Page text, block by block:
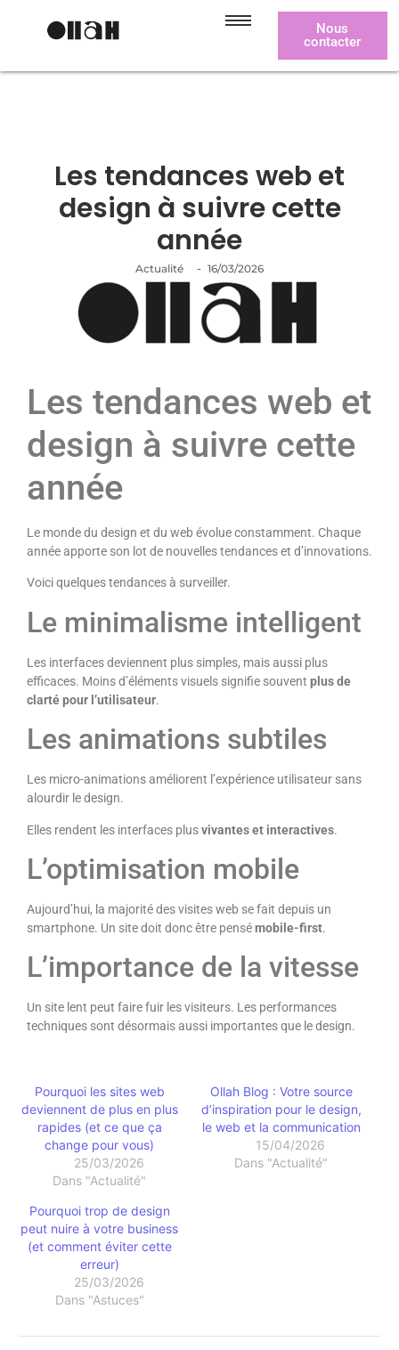
Nous
contacter
Les tendances web et
design à suivre cette
année
Actualité - 16/03/2026
Les tendances web et
design à suivre cette
année
Le monde du design et du web évolue constamment. Chaque
année apporte son lot de nouvelles tendances et d’innovations.
Voici quelques tendances à surveiller.
Le minimalisme intelligent
Les interfaces deviennent plus simples, mais aussi plus
efficaces. Moins d’éléments visuels signifie souvent plus de
clarté pour l’utilisateur.
Les animations subtiles
Les micro-animations améliorent l’expérience utilisateur sans
alourdir le design.
Elles rendent les interfaces plusvivantes et interactives.
L’optimisation mobile
Aujourd’hui, la majorité des visites web se fait depuis un
smartphone. Un site doit donc être pensémobile-first.
L’importance de la vitesse
Un site lent peut faire fuir les visiteurs. Les performances
techniques sont désormais aussi importantes que le design.
Pourquoi les sites web
deviennent de plus en plus
rapides (et ce que ça
change pour vous)
25/03/2026
Dans "Actualité"
Ollah Blog : Votre source
d’inspiration pour le design,
le web et la communication
15/04/2026
Dans "Actualité"
Pourquoi trop de design
peut nuire à votre business
(et comment éviter cette
erreur)
25/03/2026
Dans "Astuces"